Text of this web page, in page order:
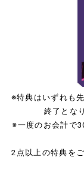
※特典はいずれも
終了とな
※一度のお会計で
2点以上の特典を